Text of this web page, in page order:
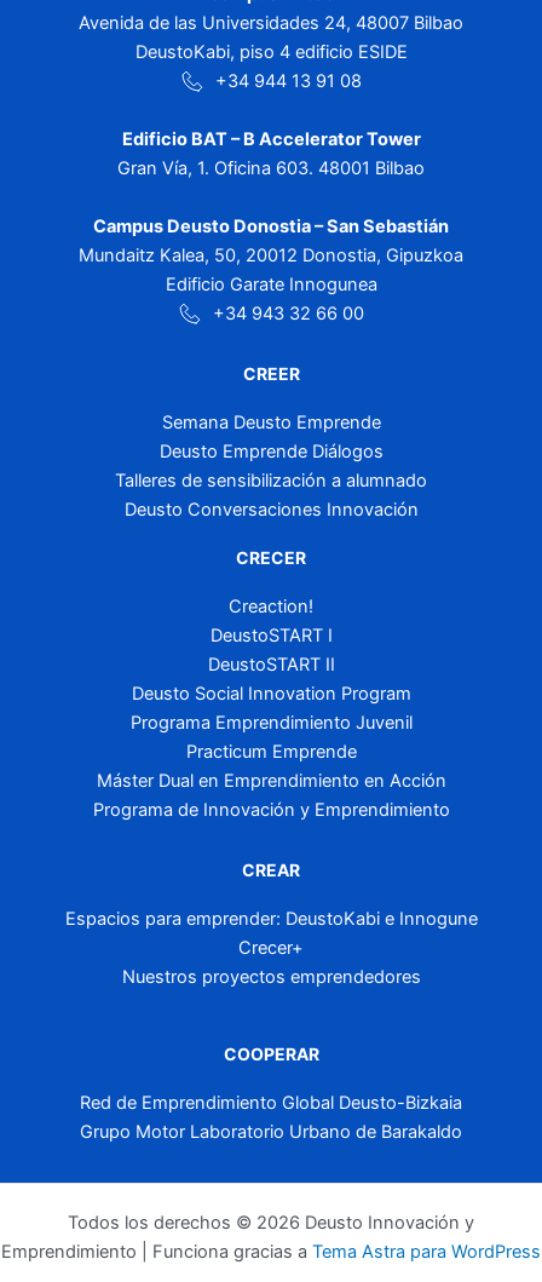
Avenida de las Universidades 24, 48007 Bilbao
DeustoKabi, piso 4 edificio ESIDE
+34 944 13 91 08
Edificio BAT – B Accelerator Tower
Gran Vía, 1. Oficina 603. 48001 Bilbao
Campus Deusto Donostia – San Sebastián
Mundaitz Kalea, 50, 20012 Donostia, Gipuzkoa
Edificio Garate Innogunea
+34 943 32 66 00
CREER
Semana Deusto Emprende
Deusto Emprende Diálogos
Talleres de sensibilización a alumnado
Deusto Conversaciones Innovación
CRECER
Creaction!
DeustoSTART I
DeustoSTART II
Deusto Social Innovation Program
Programa Emprendimiento Juvenil
Practicum Emprende
Máster Dual en Emprendimiento en Acción
Programa de Innovación y Emprendimiento
CREAR
Espacios para emprender: DeustoKabi e Innogune
Crecer+
Nuestros proyectos emprendedores
COOPERAR
Red de Emprendimiento Global Deusto-Bizkaia
Grupo Motor Laboratorio Urbano de Barakaldo
Todos los derechos © 2026 Deusto Innovación y
Emprendimiento | Funciona gracias a Tema Astra para WordPress